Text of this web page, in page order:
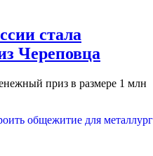
стала
Череповца
приз в размере 1 млн